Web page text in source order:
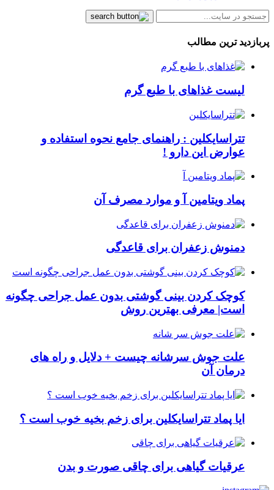
پربازدید ترین مطالب
لیست غذاهای با طبع گرم
تتراسایکلین : راهنمای جامع نحوه استفاده و
عوارض این دارو !
پماد ویتامین آ و موارد مصرف آن
دمنوش زعفران برای قاعدگی
کوچک کردن بینی گوشتی بدون عمل جراحی چگونه
است| معرفی بهترین روش
علت جوش سرشانه چیست + دلایل و راه های
درمان آن
ایا پماد تتراسایکلین برای زخم بخیه خوب است ؟
عرقیات گیاهی برای چاقی صورت و بدن